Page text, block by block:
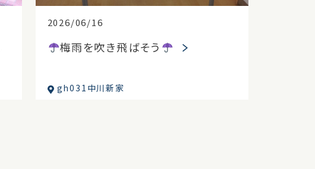
2026/06/16
梅雨を吹き飛ばそう
gh031中川新家